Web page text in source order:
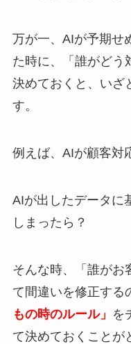
万が一、AIが予期せ
た時に、「誰がどう
決めておくと、いざ
す。
例えば、AIが顧客対
AIが出したデータに
しまったら？
そんな時、「誰がお
て間違いを修正する
もの時のルール」 を
て決めておくことが